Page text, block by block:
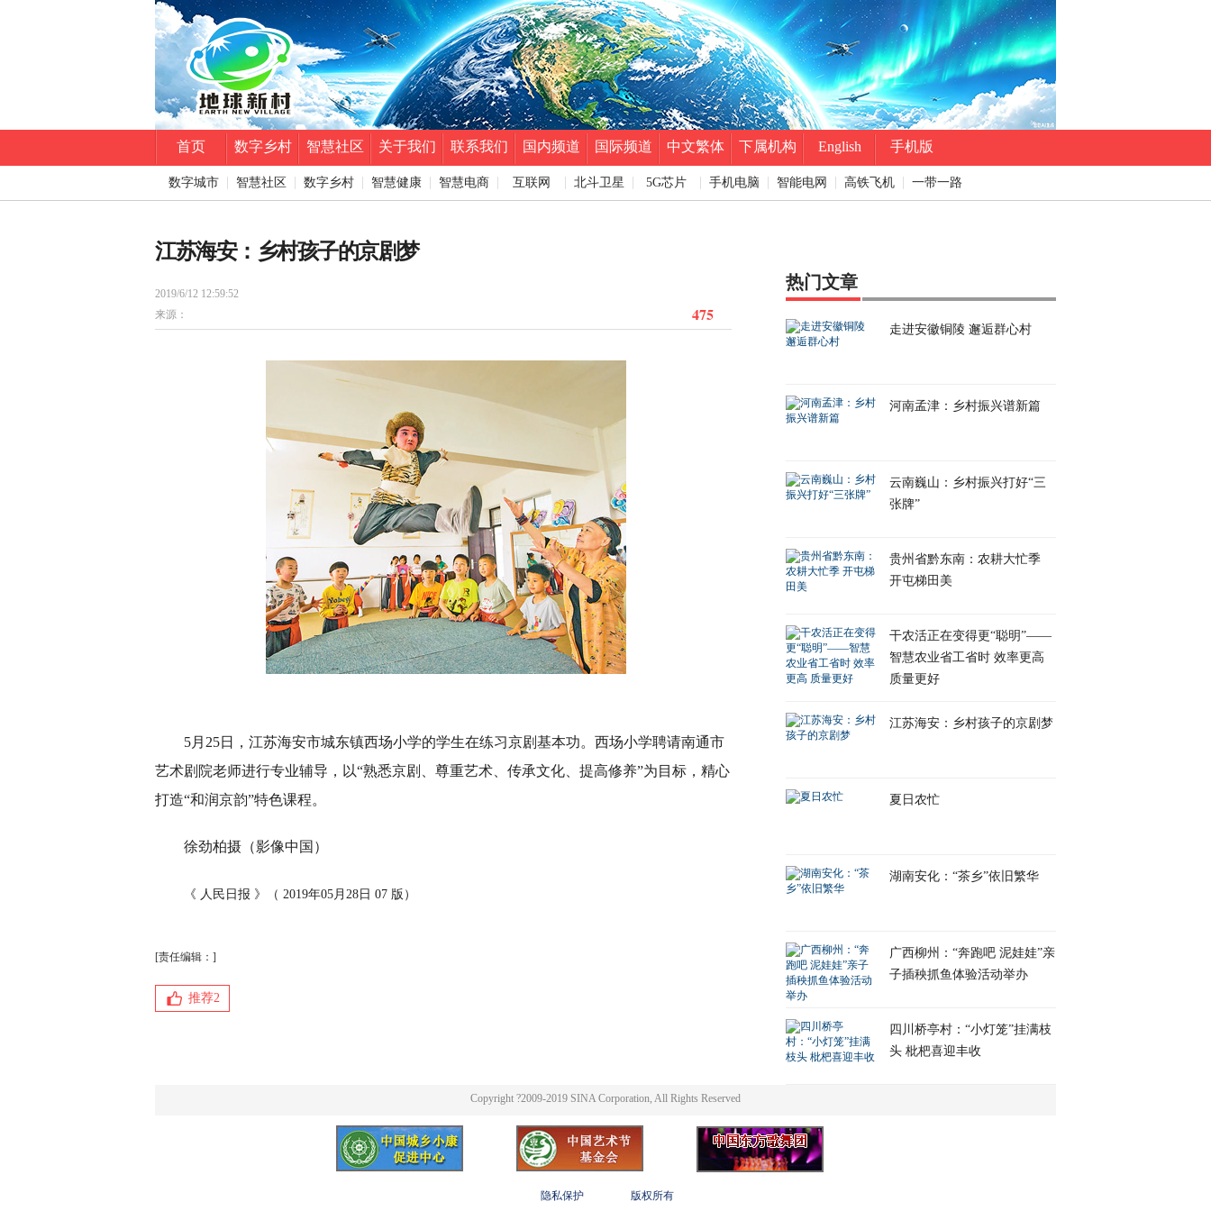
首页 数字乡村 智慧社区 关于我们 联系我们 国内频道 国际频道 中文繁体 下属机构 English 手机版
数字城市 智慧社区 数字乡村 智慧健康 智慧电商 互联网 北斗卫星 5G芯片 手机电脑 智能电网 高铁飞机 一带一路
江苏海安：乡村孩子的京剧梦
2019/6/12 12:59:52
来源：
475
5月25日，江苏海安市城东镇西场小学的学生在练习京剧基本功。西场小学聘请南通市
艺术剧院老师进行专业辅导，以“熟悉京剧、尊重艺术、传承文化、提高修养”为目标，精心
打造“和润京韵”特色课程。
徐劲柏摄（影像中国）
《 人民日报 》（ 2019年05月28日 07 版）
[责任编辑：]
推荐2
热门文章
走进安徽铜陵 邂逅群心村
河南孟津：乡村振兴谱新篇
云南巍山：乡村振兴打好“三
张牌”
贵州省黔东南：农耕大忙季
开屯梯田美
干农活正在变得更“聪明”——
智慧农业省工省时 效率更高
质量更好
江苏海安：乡村孩子的京剧梦
夏日农忙
湖南安化：“茶乡”依旧繁华
广西柳州：“奔跑吧 泥娃娃”亲
子插秧抓鱼体验活动举办
四川桥亭村：“小灯笼”挂满枝
头 枇杷喜迎丰收
Copyright ?2009-2019 SINA Corporation, All Rights Reserved
隐私保护 版权所有